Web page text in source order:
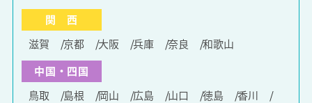
関 西
滋賀
京都 大阪 兵庫 奈良
和歌山
中国・四国
鳥取
島根 岡山 広島 山口 徳島
香川